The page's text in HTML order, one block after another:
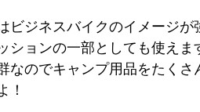
ビジネスバイクのイメージ
ションの一部としても使えま
なのでキャンプ用品をたく
！